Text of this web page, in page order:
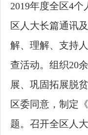
2019年度全区4个
区人大长篇通讯
解、理解、支持
查活动。组织20
展、巩固拓展脱
区委同意，制定
题。召开全区人